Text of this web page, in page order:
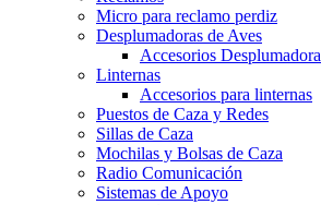
Micro para reclamo perdiz
Desplumadoras de Aves
Accesorios Desplumadora
Linternas
Accesorios para linternas
Puestos de Caza y Redes
Sillas de Caza
Mochilas y Bolsas de Caza
Radio Comunicación
Sistemas de Apoyo